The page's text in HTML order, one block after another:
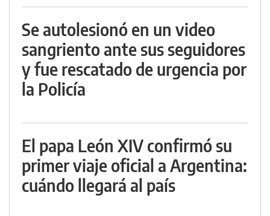
Se autolesionó en un video
sangriento ante sus seguidores
y fue rescatado de urgencia por
la Policía
El papa León XIV confirmó su
primer viaje oficial a Argentina:
cuándo llegará al país